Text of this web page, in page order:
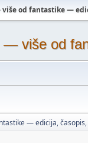
više od fantastike —
— više od
— edicija,